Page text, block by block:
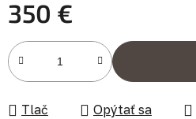
350 €
Jednotková cena:
Tlač Opýtať sa